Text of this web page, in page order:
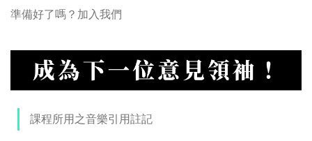
準備好了嗎？加入我們
課程所用之音樂引用註記